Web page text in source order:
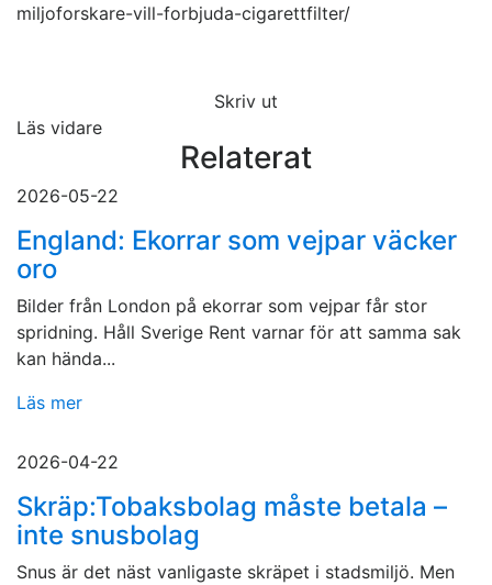
miljoforskare-vill-forbjuda-cigarettfilter/
Skriv ut
Läs vidare
Relaterat
2026-05-22
England: Ekorrar som vejpar väcker
oro
Bilder från London på ekorrar som vejpar får stor
spridning. Håll Sverige Rent varnar för att samma sak
kan hända...
Läs mer
2026-04-22
Skräp:Tobaksbolag måste betala –
inte snusbolag
Snus är det näst vanligaste skräpet i stadsmiljö. Men